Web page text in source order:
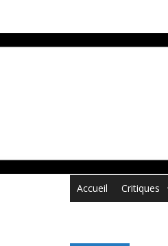
contenu
Accueil Critiques